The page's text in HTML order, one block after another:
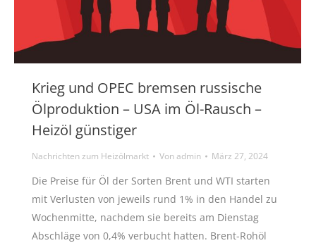
Krieg und OPEC bremsen russische
Ölproduktion – USA im Öl-Rausch –
Heizöl günstiger
Nachrichten zum Heizölmarkt Vonadmin März 27, 2024
Die Preise für Öl der Sorten Brent und WTI starten
mit Verlusten von jeweils rund 1% in den Handel zu
Wochenmitte, nachdem sie bereits am Dienstag
Abschläge von 0,4% verbucht hatten. Brent-Rohöl